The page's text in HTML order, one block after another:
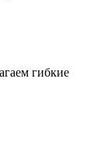
гибкие